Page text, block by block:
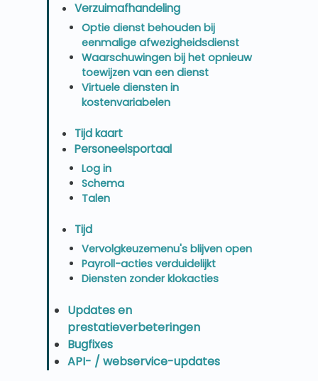
Verzuimafhandeling
Optie dienst behouden bij
eenmalige afwezigheidsdienst
Waarschuwingen bij het opnieuw
toewijzen van een dienst
Virtuele diensten in
kostenvariabelen
Tijd kaart
Personeelsportaal
Log in
Schema
Talen
Tijd
Vervolgkeuzemenu's blijven open
Payroll-acties verduidelijkt
Diensten zonder klokacties
Updates en
prestatieverbeteringen
Bugfixes
API- / webservice-updates